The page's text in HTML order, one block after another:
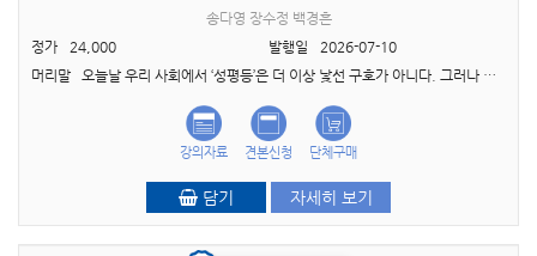
송다영 장수정 백경흔
정가
24,000 발행일
2026-07-10
머리말 오늘날 우리 사회에서 ‘성평등’은 더 이상 낯선 구호가 아니다. 그러나 여전히 많은 이들에게 성평등은 여성이 남성보다 더 많은 혜택을 받는 역차별의 문제로 오해받거나, ..
강의자료 견본신청 단체구매
담기 자세히 보기